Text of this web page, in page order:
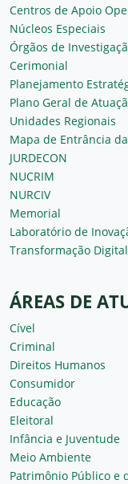
Centros de Apoio
Núcleos Especiais
Órgãos de
Cerimonial
Planejamento
Plano Geral de
Unidades Regionais
Mapa de Entrância
JURDECON
NUCRIM
NURCIV
Memorial
Laboratório de
Transformação Digital
ÁREAS DE
Cível
Criminal
Direitos Humanos
Consumidor
Educação
Eleitoral
Infância e Juventude
Meio Ambiente
Patrimônio Público e